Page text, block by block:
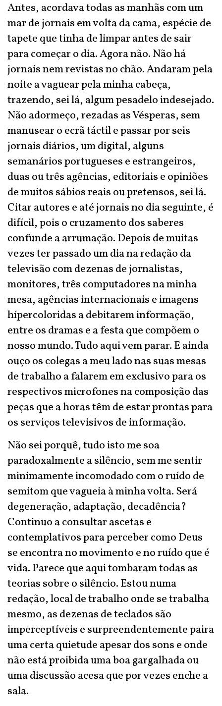
Antes, acordava todas as manhãs com um
mar de jornais em volta da cama, espécie de
tapete que tinha de limpar antes de sair
para começar o dia. Agora não. Não há
jornais nem revistas no chão. Andaram pela
noite a vaguear pela minha cabeça,
trazendo, sei lá, algum pesadelo indesejado.
Não adormeço, rezadas as Vésperas, sem
manusear o ecrã táctil e passar por seis
jornais diários, um digital, alguns
semanários portugueses e estrangeiros,
duas ou três agências, editoriais e opiniões
de muitos sábios reais ou pretensos, sei lá.
Citar autores e até jornais no dia seguinte, é
difícil, pois o cruzamento dos saberes
confunde a arrumação. Depois de muitas
vezes ter passado um dia na redação da
televisão com dezenas de jornalistas,
monitores, três computadores na minha
mesa, agências internacionais e imagens
hípercoloridas a debitarem informação,
entre os dramas e a festa que compõem o
nosso mundo. Tudo aqui vem parar. E ainda
ouço os colegas a meu lado nas suas mesas
de trabalho a falarem em exclusivo para os
respectivos microfones na composição das
peças que a horas têm de estar prontas para
os serviços televisivos de informação.
Não sei porquê, tudo isto me soa
paradoxalmente a silêncio, sem me sentir
minimamente incomodado com o ruído de
semitom que vagueia à minha volta. Será
degeneração, adaptação, decadência?
Continuo a consultar ascetas e
contemplativos para perceber como Deus
se encontra no movimento e no ruído que é
vida. Parece que aqui tombaram todas as
teorias sobre o silêncio. Estou numa
redação, local de trabalho onde se trabalha
mesmo, as dezenas de teclados são
imperceptíveis e surpreendentemente paira
uma certa quietude apesar dos sons e onde
não está proibida uma boa gargalhada ou
uma discussão acesa que por vezes enche a
sala.